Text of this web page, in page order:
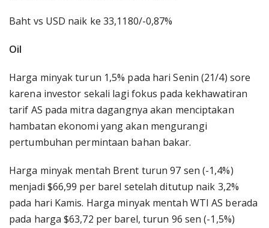
Baht vs USD naik ke 33,1180/-0,87%
Oil
Harga minyak turun 1,5% pada hari Senin (21/4) sore
karena investor sekali lagi fokus pada kekhawatiran
tarif AS pada mitra dagangnya akan menciptakan
hambatan ekonomi yang akan mengurangi
pertumbuhan permintaan bahan bakar.
Harga minyak mentah Brent turun 97 sen (-1,4%)
menjadi $66,99 per barel setelah ditutup naik 3,2%
pada hari Kamis. Harga minyak mentah WTI AS berada
pada harga $63,72 per barel, turun 96 sen (-1,5%)